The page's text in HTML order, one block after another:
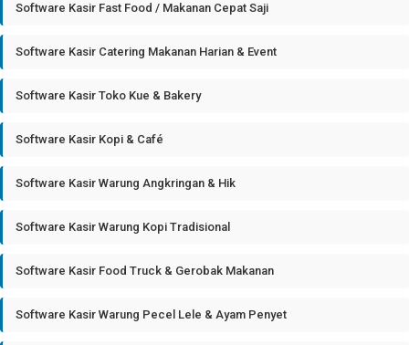
Software Kasir Fast Food / Makanan Cepat Saji
Software Kasir Catering Makanan Harian & Event
Software Kasir Toko Kue & Bakery
Software Kasir Kopi & Café
Software Kasir Warung Angkringan & Hik
Software Kasir Warung Kopi Tradisional
Software Kasir Food Truck & Gerobak Makanan
Software Kasir Warung Pecel Lele & Ayam Penyet